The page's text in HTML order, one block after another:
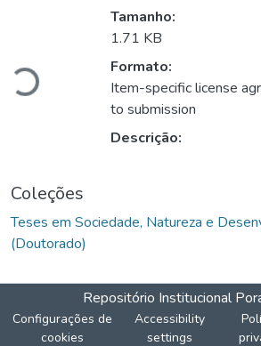
Carregando...
Tamanho:
1.71 KB
Formato:
Item-specific license
to submission
Descrição:
Coleções
Teses em Sociedade, Natureza e
(Doutorado)
Repositório Institucional
Configurações de
cookies
Accessibility
settings